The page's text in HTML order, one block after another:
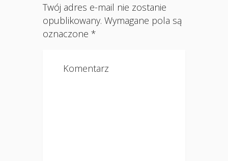
Twój adres e-mail nie zostanie
opublikowany. Wymagane pola są
oznaczone *